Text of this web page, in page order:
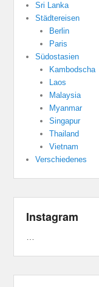
Sri Lanka
Städtereisen
Berlin
Paris
Südostasien
Kambodscha
Laos
Malaysia
Myanmar
Singapur
Thailand
Vietnam
Verschiedenes
Instagram
…